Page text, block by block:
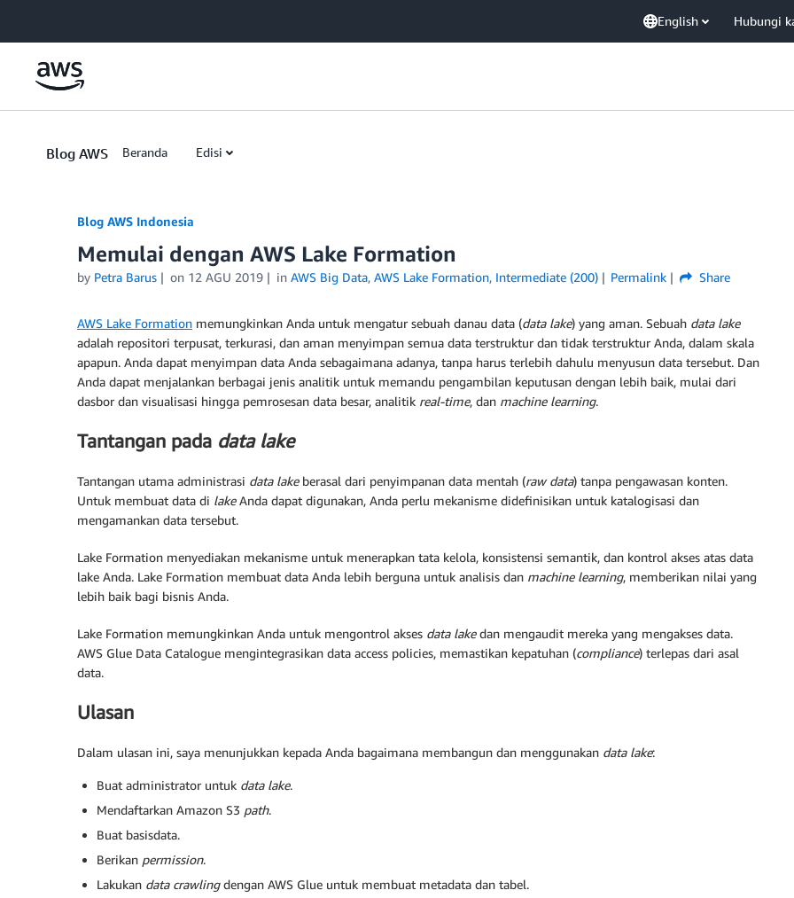
English Hubungi
Blog AWS Beranda Edisi
Blog AWS Indonesia
Memulai dengan AWS Lake Formation
by Petra Barus on 12 AGU 2019 in AWS Big Data, AWS Lake Formation, Intermediate (200) Permalink Share
AWS Lake Formation memungkinkan Anda untuk mengatur sebuah danau data (data lake) yang aman. Sebuah data lake
adalah repositori terpusat, terkurasi, dan aman menyimpan semua data terstruktur dan tidak terstruktur Anda, dalam skala
apapun. Anda dapat menyimpan data Anda sebagaimana adanya, tanpa harus terlebih dahulu menyusun data tersebut. Dan
Anda dapat menjalankan berbagai jenis analitik untuk memandu pengambilan keputusan dengan lebih baik, mulai dari
dasbor dan visualisasi hingga pemrosesan data besar, analitik real-time, dan machine learning.
Tantangan pada data lake
Tantangan utama administrasi data lakeberasal dari penyimpanan data mentah (raw data) tanpa pengawasan konten.
Untuk membuat data di lakeAnda dapat digunakan, Anda perlu mekanisme didefinisikan untuk katalogisasi dan
mengamankan data tersebut.
Lake Formation menyediakan mekanisme untuk menerapkan tata kelola, konsistensi semantik, dan kontrol akses atas data
lake Anda. Lake Formation membuat data Anda lebih berguna untuk analisis dan machine learning, memberikan nilai yang
lebih baik bagi bisnis Anda.
Lake Formation memungkinkan Anda untuk mengontrol akses data lakedan mengaudit mereka yang mengakses data.
AWS Glue Data Catalogue mengintegrasikan data access policies, memastikan kepatuhan (compliance) terlepas dari asal
data.
Ulasan
Dalam ulasan ini, saya menunjukkan kepada Anda bagaimana membangun dan menggunakan data lake:
Buat administrator untuk data lake.
Mendaftarkan Amazon S3 path.
Buat basisdata.
Berikan permission.
Lakukan data crawlingdengan AWS Glue untuk membuat metadata dan tabel.